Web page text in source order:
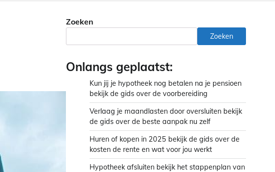
Zoeken
Zoeken
Onlangs geplaatst:
Kun jij je hypotheek nog betalen na je pensioen
bekijk de gids over de voorbereiding
Verlaag je maandlasten door oversluiten bekijk
de gids over de beste aanpak nu zelf
Huren of kopen in 2025 bekijk de gids over de
kosten de rente en wat voor jou werkt
Hypotheek afsluiten bekijk het stappenplan van